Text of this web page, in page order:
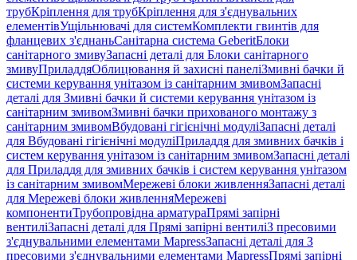
трубКріплення для трубКріплення для з'єднувальних
елементівУщільнювачі для системКомплекти гвинтів для
фланцевих з'єднаньСанітарна система GeberitБлоки
санітарного змивуЗапасні деталі для Блоки санітарного
змивуПриладдяОблицювання й захисні панеліЗмивні бачки й
системи керування унітазом із санітарним змивомЗапасні
деталі для Змивні бачки й системи керування унітазом із
санітарним змивомЗмивні бачки прихованого монтажу з
санітарним змивомВбудовані гігієнічні модуліЗапасні деталі
для Вбудовані гігієнічні модуліПриладдя для змивних бачків і
систем керування унітазом із санітарним змивомЗапасні деталі
для Приладдя для змивних бачків і систем керування унітазом
із санітарним змивомМережеві блоки живленняЗапасні деталі
для Мережеві блоки живленняМережеві
компонентиТрубопровідна арматураПрямі запірні
вентиліЗапасні деталі для Прямі запірні вентиліЗ пресовими
з'єднувальними елементами MapressЗапасні деталі для З
пресовими з'єднувальними елементами MapressПрямі запірні